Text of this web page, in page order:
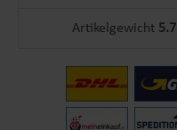
Artikelgewicht